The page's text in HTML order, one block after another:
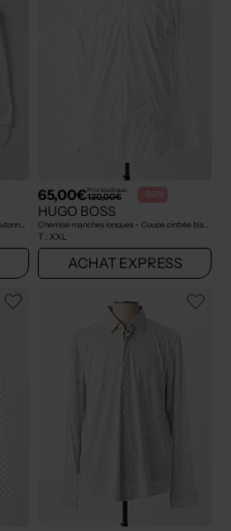
65,00€Prix boutique :
130,00€ -50%
HUGO BOSS
T : XXL
ACHAT EXPRESS